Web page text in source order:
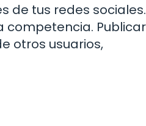
de tus redes
competencia.
otros usuarios,